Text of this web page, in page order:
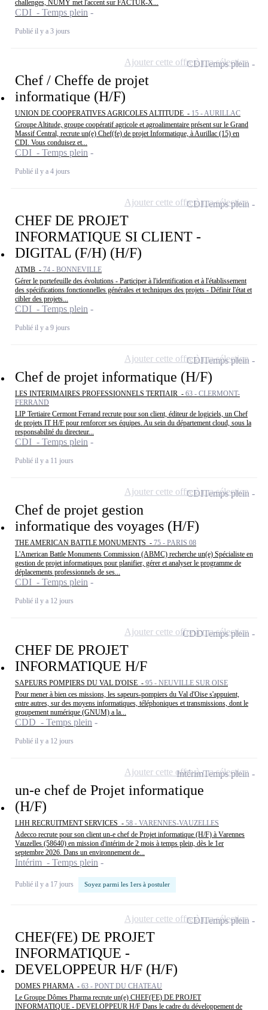
challenges, NUMY met l'accent sur FACTUR-X...
CDI - Temps plein
Publié il y a 3 jours
Chef / Cheffe de projet
informatique (H/F)
UNION DE COOPERATIVES AGRICOLES ALTITUDE - 15 - AURILLAC
Groupe Altitude, groupe coopératif agricole et agroalimentaire présent sur le Grand
Massif Central, recrute un(e) Chef(fe) de projet Informatique, à Aurillac (15) en
CDI. Vous conduisez et...
CDI - Temps plein
Publié il y a 4 jours
CDITemps plein
Ajouter cette offre à ma sélection
CHEF DE PROJET
INFORMATIQUE SI CLIENT -
DIGITAL (F/H) (H/F)
ATMB - 74 - BONNEVILLE
Gérer le portefeuille des évolutions - Participer à l'identification et à l'établissement
des spécifications fonctionnelles générales et techniques des projets - Définir l'état et
cibler des projets...
CDI - Temps plein
Publié il y a 9 jours
CDITemps plein
Ajouter cette offre à ma sélection
Chef de projet informatique (H/F)
LES INTERIMAIRES PROFESSIONNELS TERTIAIR - 63 - CLERMONT-
FERRAND
LIP Tertiaire Cermont Ferrand recrute pour son client, éditeur de logiciels, un Chef
de projets IT H/F pour renforcer ses équipes. Au sein du département cloud, sous la
responsabilité du directeur...
CDI - Temps plein
Publié il y a 11 jours
CDITemps plein
Ajouter cette offre à ma sélection
Chef de projet gestion
informatique des voyages (H/F)
THE AMERICAN BATTLE MONUMENTS - 75 - PARIS 08
L'American Battle Monuments Commission (ABMC) recherche un(e) Spécialiste en
gestion de projet informatiques pour planifier, gérer et analyser le programme de
déplacements professionnels de ses...
CDI - Temps plein
Publié il y a 12 jours
CDITemps plein
Ajouter cette offre à ma sélection
CHEF DE PROJET
INFORMATIQUE H/F
SAPEURS POMPIERS DU VAL D'OISE - 95 - NEUVILLE SUR OISE
Pour mener à bien ces missions, les sapeurs-pompiers du Val d'Oise s'appuient,
entre autres, sur des moyens informatiques, téléphoniques et transmissions, dont le
groupement numérique (GNUM) a la...
CDD - Temps plein
Publié il y a 12 jours
CDDTemps plein
Ajouter cette offre à ma sélection
un-e chef de Projet informatique
(H/F)
LHH RECRUITMENT SERVICES - 58 - VARENNES-VAUZELLES
Adecco recrute pour son client un-e chef de Projet informatique (H/F) à Varennes
Vauzelles (58640) en mission d'intérim de 2 mois à temps plein, dès le 1er
septembre 2026. Dans un environnement de...
Intérim - Temps plein
Publié il y a 17 jours Soyez parmi les 1ers à postuler
IntérimTemps plein
Ajouter cette offre à ma sélection
CHEF(FE) DE PROJET
INFORMATIQUE -
DEVELOPPEUR H/F (H/F)
DOMES PHARMA - 63 - PONT DU CHATEAU
Le Groupe Dômes Pharma recrute un(e) CHEF(FE) DE PROJET
INFORMATIQUE - DEVELOPPEUR H/F Dans le cadre du développement de
CDITemps plein
Ajouter cette offre à ma sélection